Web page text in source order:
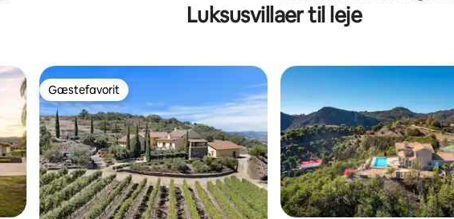
Luksusvillaer til leje
Gæstefavorit
Gæstefavorit